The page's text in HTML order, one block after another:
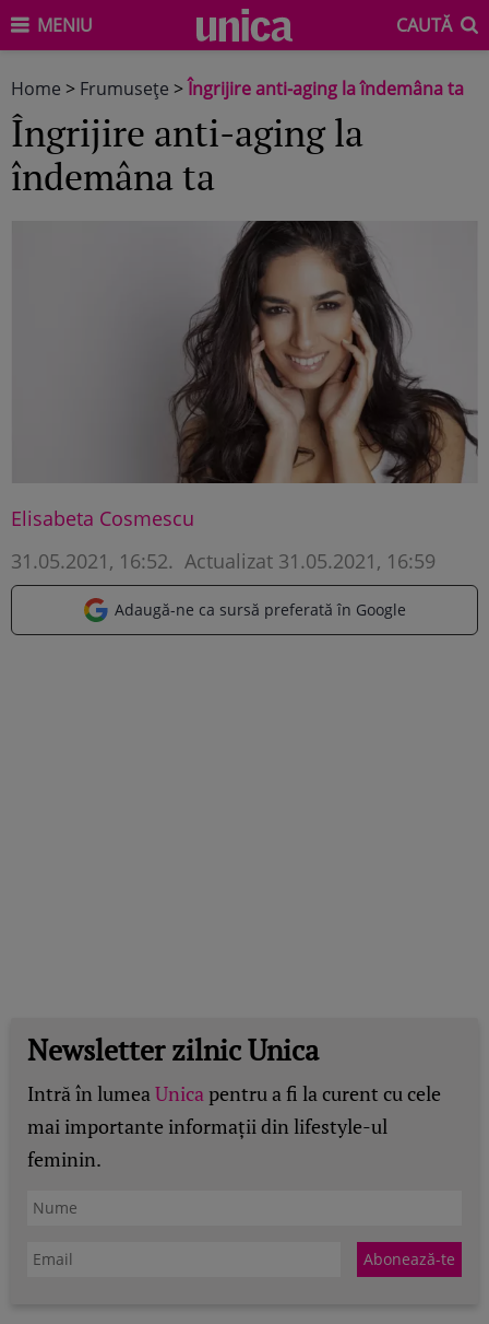
MENIU CAUTĂ
Home > Frumuseţe >Îngrijire anti-aging la îndemâna ta
Îngrijire anti-aging la
îndemâna ta
Elisabeta Cosmescu
31.05.2021, 16:52. Actualizat 31.05.2021, 16:59
Adaugă-ne ca sursă preferată în Google
Newsletter zilnic Unica
Intră în lumeaUnicapentru a fi la curent cu cele
mai importante informații din lifestyle-ul
feminin.